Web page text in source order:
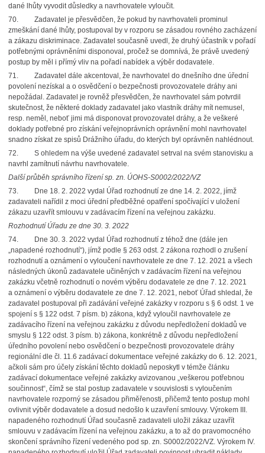
dané lhůty vyvodit důsledky a navrhovatele vyloučit.
70. Zadavatel je přesvědčen, že pokud by navrhovateli prominul
zmeškání dané lhůty, postupoval by v rozporu se zásadou rovného zacházení
a zákazu diskriminace. Zadavatel současně uvedl, že druhý účastník v pořadí
potřebnými oprávněními disponoval, pročež se domnívá, že právě uvedený
postup by měl i přímý vliv na pořadí nabídek a výběr dodavatele.
71. Zadavatel dále akcentoval, že navrhovatel do dnešního dne úřední
povolení nezískal a o osvědčení o bezpečnosti provozovatele dráhy ani
nepožádal. Zadavatel je rovněž přesvědčen, že navrhovatel sám potvrdil
skutečnost, že některé doklady zadavatel jako vlastník dráhy mít nemusel,
resp. neměl, neboť jimi má disponovat provozovatel dráhy, a že veškeré
doklady potřebné pro získání veřejnoprávních oprávnění mohl navrhovatel
snadno získat ze spisů Drážního úřadu, do kterých byl oprávněn nahlédnout.
72. S ohledem na výše uvedené zadavatel setrval na svém stanovisku a
navrhl zamítnutí návrhu navrhovatele.
Další průběh správního řízení sp. zn. ÚOHS-S0002/2022/VZ
73. Dne 18. 2. 2022 vydal Úřad rozhodnutí ze dne 14. 2. 2022, jímž
zadavateli nařídil z moci úřední předběžné opatření spočívající v uložení
zákazu uzavřít smlouvu v zadávacím řízení na veřejnou zakázku.
Rozhodnutí Úřadu ze dne 30. 3. 2022
74. Dne 30. 3. 2022 vydal Úřad rozhodnutí z téhož dne (dále jen
„napadené rozhodnutí“), jímž podle § 263 odst. 2 zákona rozhodl o zrušení
rozhodnutí a oznámení o vyloučení navrhovatele ze dne 7. 12. 2021 a všech
následných úkonů zadavatele učiněných v zadávacím řízení na veřejnou
zakázku včetně rozhodnutí o novém výběru dodavatele ze dne 7. 12. 2021
a oznámení o výběru dodavatele ze dne 7. 12. 2021, neboť Úřad shledal, že
zadavatel postupoval při zadávání veřejné zakázky v rozporu s § 6 odst. 1 ve
spojení s § 122 odst. 7 písm. b) zákona, když vyloučil navrhovatele ze
zadávacího řízení na veřejnou zakázku z důvodu nepředložení dokladů ve
smyslu § 122 odst. 3 písm. b) zákona, konkrétně z důvodu nepředložení
úředního povolení nebo osvědčení o bezpečnosti provozovatele dráhy
regionální dle čl. 11.6 zadávací dokumentace veřejné zakázky do 6. 12. 2021,
ačkoli sám pro účely získání těchto dokladů neposkytl v témže článku
zadávací dokumentace veřejné zakázky avizovanou „veškerou potřebnou
součinnost“, čímž se stal postup zadavatele v souvislosti s vyloučením
navrhovatele rozporný se zásadou přiměřenosti, přičemž tento postup mohl
ovlivnit výběr dodavatele a dosud nedošlo k uzavření smlouvy. Výrokem III.
napadeného rozhodnutí Úřad současně zadavateli uložil zákaz uzavřít
smlouvu v zadávacím řízení na veřejnou zakázku, a to až do pravomocného
skončení správního řízení vedeného pod sp. zn. S0002/2022/VZ. Výrokem IV.